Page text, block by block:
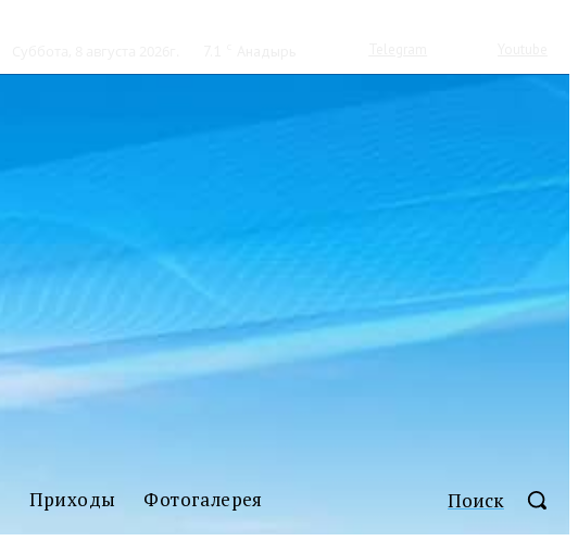
Приходы Фотогалерея Поиск